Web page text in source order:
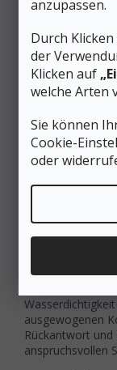
anzupassen.
Durch
der
Klicken auf
welche Arten
Sie können
Cookie-
oder
Neutrale
Niedriger
und
Für Läufer mit
ausgewogenen
Rückantwort
anspruchsvollen